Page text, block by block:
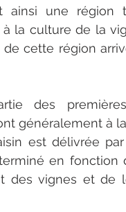
ainsi une région
la culture de la
cette région
des
généralement à la
est délivrée
en fonction
des vignes et de